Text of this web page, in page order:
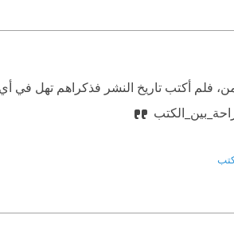
فلم أكتب تاريخ النشر فذكراهم تهل في أي